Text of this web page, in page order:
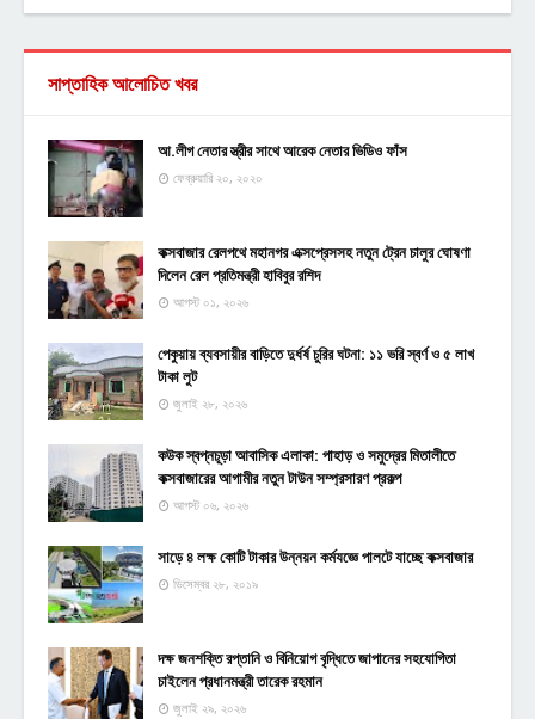
সাপ্তাহিক আলোচিত খবর
আ.লীগ নেতার স্ত্রীর সাথে আরেক নেতার ভিডিও ফাঁস
ফেব্রুয়ারি ২০, ২০২০
কক্সবাজার রেলপথে মহানগর এক্সপ্রেসসহ নতুন ট্রেন চালুর ঘোষণা
দিলেন রেল প্রতিমন্ত্রী হাবিবুর রশিদ
আগস্ট ০১, ২০২৬
পেকুয়ায় ব্যবসায়ীর বাড়িতে দুর্ধর্ষ চুরির ঘটনা: ১১ ভরি স্বর্ণ ও ৫ লাখ
টাকা লুট
জুলাই ২৮, ২০২৬
কউক স্বপ্নচূড়া আবাসিক এলাকা: পাহাড় ও সমুদ্রের মিতালীতে
কক্সবাজারের আগামীর নতুন টাউন সম্প্রসারণ প্রকল্প
আগস্ট ০৬, ২০২৬
সাড়ে ৪ লক্ষ কোটি টাকার উন্নয়ন কর্মযজ্ঞে পালটে যাচ্ছে কক্সবাজার
ডিসেম্বর ২৮, ২০১৯
দক্ষ জনশক্তি রপ্তানি ও বিনিয়োগ বৃদ্ধিতে জাপানের সহযোগিতা
চাইলেন প্রধানমন্ত্রী তারেক রহমান
জুলাই ২৯, ২০২৬